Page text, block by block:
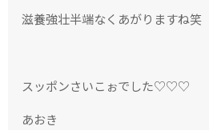
滋養強壮半端なくあがりますね笑
スッポンさいこぉでした♡♡♡
あおき